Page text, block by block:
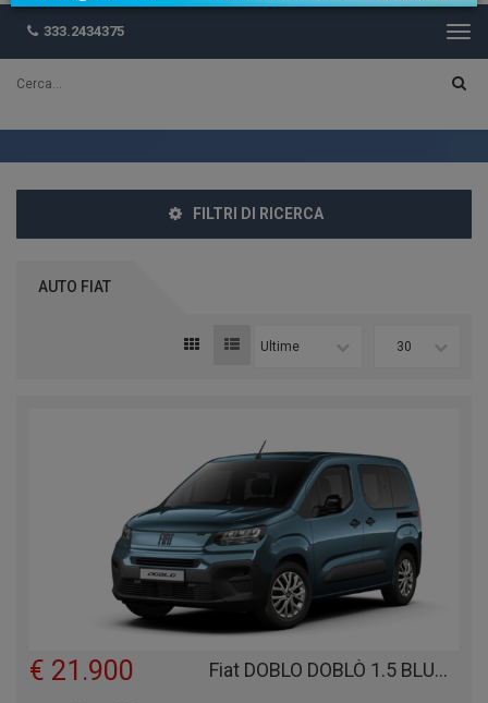
333.2434375
FILTRI DI RICERCA
AUTO FIAT
Ultime 30
Fiat DOBLO DOBLÒ 1.5 BLUEHDI 100 CV PC
€ 21.900